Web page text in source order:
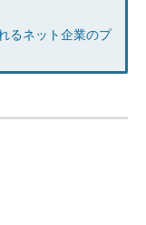
るネット企業のプ